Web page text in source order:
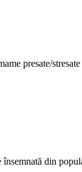
presate/
însemnată din